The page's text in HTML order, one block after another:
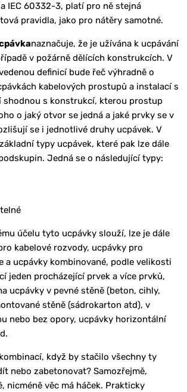
IEC 60332-3, platí pro ně stejná
pravidla, jako pro nátěry samotné.
naznačuje, že je užívána k ucpávání
v požárně dělících konstrukcích. V
definicí bude řeč výhradně o
kabelových prostupů a instalací s
shodnou s konstrukcí, kterou prostup
o jaký otvor se jedná a jaké prvky se v
se i jednotlivé druhy ucpávek. V
typy ucpávek, které pak lze dále
Jedná se o následující typy:
účelu tyto ucpávky slouží, lze je dále
kabelové rozvody, ucpávky pro
a ucpávky kombinované, podle velikosti
jeden procházející prvek a více prvků,
ucpávky v pevné stěně (beton, cihly,
stěně (sádrokarton atd), v
nebo bez opory, ucpávky horizontální
když by stačilo všechny ty
nebo zabetonovat? Samozřejmě,
nicméně věc má háček. Prakticky